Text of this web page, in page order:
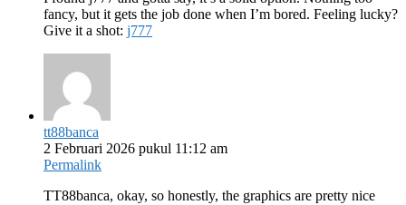
fancy, but it gets the job done when I’m bored. Feeling lucky?
Give it a shot: j777
tt88banca
2 Februari 2026 pukul 11:12 am
Permalink
TT88banca, okay, so honestly, the graphics are pretty nice